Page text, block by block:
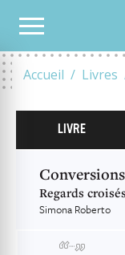
Accueil Livres
NOTRE CATALOGUE
LIVRE
Regards
Simona Roberto